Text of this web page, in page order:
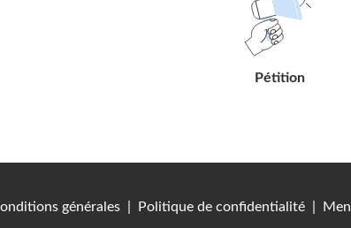
lien
Pétition
générales Politique de confidentialité